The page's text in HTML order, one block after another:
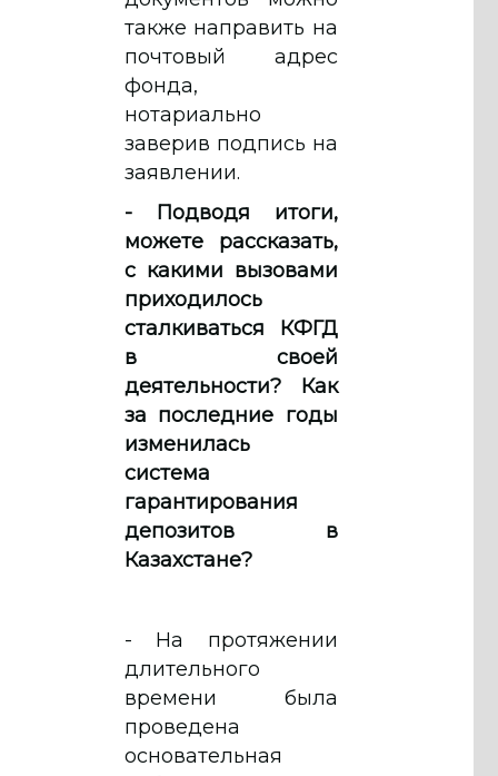
также направить на
почтовый адрес
фонда,
нотариально
заверив подпись на
заявлении.
- Подводя итоги,
можете рассказать,
с какими вызовами
приходилось
сталкиваться КФГД
в своей
деятельности? Как
за последние годы
изменилась
система
гарантирования
депозитов в
Казахстане?
- На протяжении
длительного
времени была
проведена
основательная